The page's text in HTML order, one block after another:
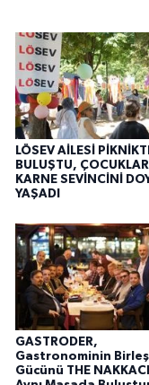
LÖSEV AİLESİ
BULUŞTU, ÇOCUKLAR
KARNE SEVİNCİNİ
YAŞADI
GASTRODER,
Gastronominin
Gücünü THE